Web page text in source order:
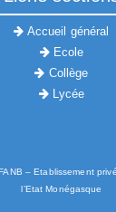
Accueil général
Ecole
Collège
Lycée
– Etablissement
l’Etat Monégasque